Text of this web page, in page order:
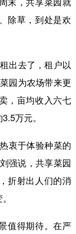
除草，到处是欢
出去了，租户以
园为农场带来更
，亩均收入六七
万元。
衷于体验种菜的
强说，共享菜园
折射出人们的消
值得期待。在严